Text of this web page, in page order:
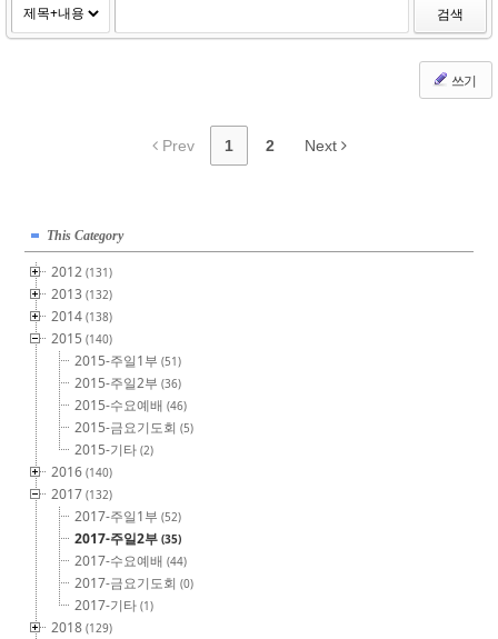
검색
쓰기
Prev 1 2 Next
This Category
2012(131)
2013(132)
2014(138)
2015(140)
2015-주일1부(51)
2015-주일2부(36)
2015-수요예배(46)
2015-금요기도회(5)
2015-기타(2)
2016(140)
2017(132)
2017-주일1부(52)
2017-주일2부(35)
2017-수요예배(44)
2017-금요기도회(0)
2017-기타(1)
2018(129)